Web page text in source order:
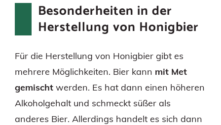
Besonderheiten in der
Herstellung von Honigbier
Für die Herstellung von Honigbier gibt es
mehrere Möglichkeiten. Bier kann mit Met
gemischt werden. Es hat dann einen höheren
Alkoholgehalt und schmeckt süßer als
anderes Bier. Allerdings handelt es sich dann